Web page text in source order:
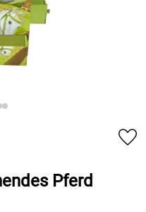
Pferd